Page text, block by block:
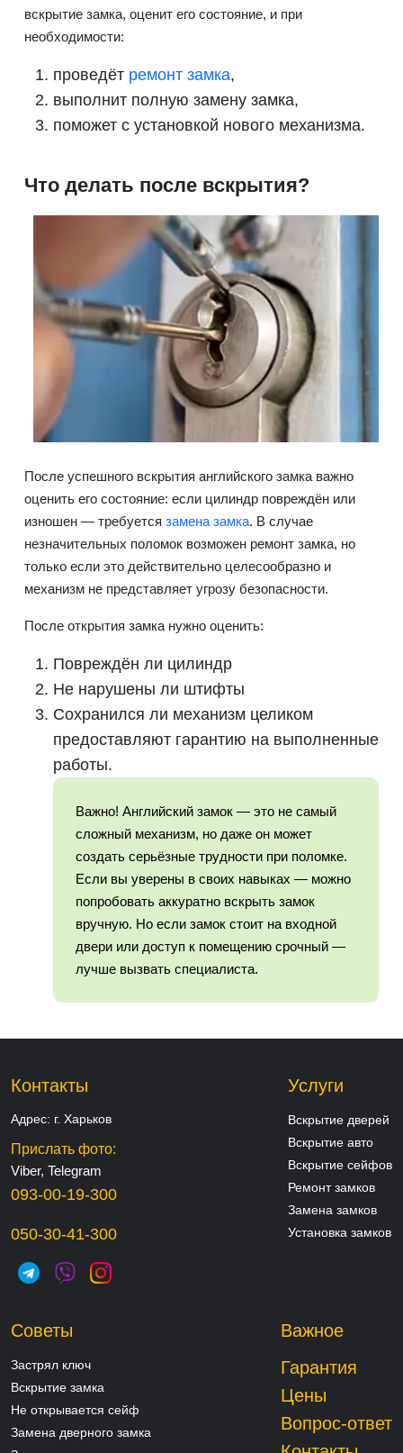
вскрытие замка, оценит его состояние, и при
необходимости:
проведёт ремонт замка,
выполнит полную замену замка,
поможет с установкой нового механизма.
Что делать после вскрытия?
После успешного вскрытия английского замка важно
оценить его состояние: если цилиндр повреждён или
изношен — требуется замена замка. В случае
незначительных поломок возможен ремонт замка, но
только если это действительно целесообразно и
механизм не представляет угрозу безопасности.
После открытия замка нужно оценить:
Повреждён ли цилиндр
Не нарушены ли штифты
Сохранился ли механизм целиком
предоставляют гарантию на выполненные
работы.
Важно! Английский замок — это не самый
сложный механизм, но даже он может
создать серьёзные трудности при поломке.
Если вы уверены в своих навыках — можно
попробовать аккуратно вскрыть замок
вручную. Но если замок стоит на входной
двери или доступ к помещению срочный —
лучше вызвать специалиста.
Контакты
Адрес: г. Харьков
Прислать фото:
Viber, Telegram
093-00-19-300
050-30-41-300
Услуги
Вскрытие дверей
Вскрытие авто
Вскрытие сейфов
Ремонт замков
Замена замков
Установка замков
Советы
Застрял ключ
Вскрытие замка
Не открывается сейф
Замена дверного замка
Важное
Гарантия
Цены
Вопрос-ответ